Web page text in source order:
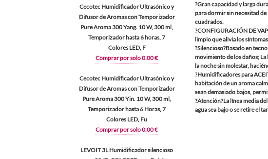
Cecotec Humidificador Ultrasónico y
Difusor de Aromas con Temporizador
Pure Aroma 300 Yang. 10 W, 300 ml,
Temporizador hasta 6 horas, 7
Colores LED, F
Comprar por solo 0.00 €
Cecotec Humidificador Ultrasónico y
Difusor de Aromas con Temporizador
Pure Aroma 300 Yin. 10 W, 300 ml,
Temporizador hasta 6 Horas, 7
Colores LED, Fu
Comprar por solo 0.00 €
LEVOIT 3L Humidificador silencioso
?Gran capacidad y larga
para dormir sin necesitad
cuadrados.
?CONFIGURACIÓN DE
limpio que alivia los
?Silencioso?Basado en
movimiento de los daños;
la noche sin molestar,
?Humidificadores para
habitación de un aroma
sean demasiado bajos,
?Atención?La línea media
agua sea bajo o se retire el